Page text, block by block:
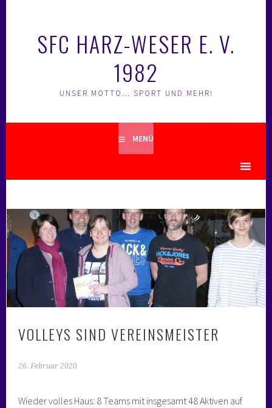
SFC HARZ-WESER E. V.
1982
UNSER MOTTO… SPORT UND MEHR!
MENÜ
VOLLEYS SIND VEREINSMEISTER
26. Februar 2020
Wieder volles Haus: 8 Teams mit insgesamt 48 Aktiven auf